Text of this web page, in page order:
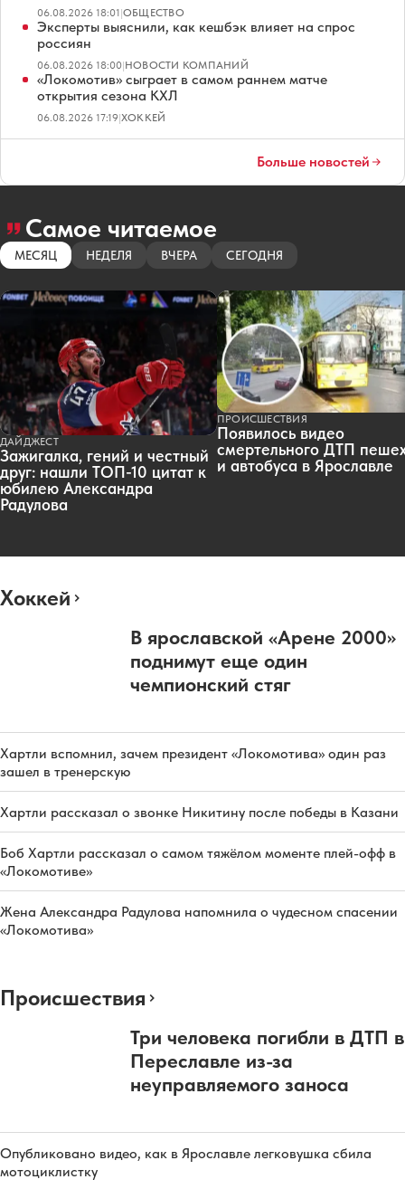
06.08.2026 18:01|ОБЩЕСТВО
Эксперты выяснили, как кешбэк влияет на спрос
россиян
06.08.2026 18:00|НОВОСТИ КОМПАНИЙ
«Локомотив» сыграет в самом раннем матче
открытия сезона КХЛ
06.08.2026 17:19|ХОККЕЙ
Больше новостей
Самое читаемое
МЕСЯЦ НЕДЕЛЯ ВЧЕРА СЕГОДНЯ
ДАЙДЖЕСТ
Зажигалка, гений и честный
друг: нашли ТОП-10 цитат к
юбилею Александра
Радулова
ПРОИСШЕСТВИЯ
Появилось видео
смертельного ДТП
и автобуса в Ярославле
Хоккей
В ярославской «Арене 2000»
поднимут еще один
чемпионский стяг
Хартли вспомнил, зачем президент «Локомотива» один раз
зашел в тренерскую
Хартли рассказал о звонке Никитину после победы в Казани
Боб Хартли рассказал о самом тяжёлом моменте плей-офф в
«Локомотиве»
Жена Александра Радулова напомнила о чудесном спасении
«Локомотива»
Происшествия
Три человека погибли в ДТП в
Переславле из-за
неуправляемого заноса
Опубликовано видео, как в Ярославле легковушка сбила
мотоциклистку